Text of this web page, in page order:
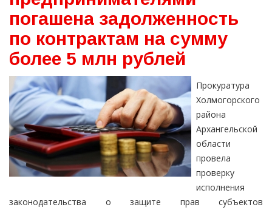
погашена задолженность
по контрактам на сумму
более 5 млн рублей
Прокуратура
Холмогорского
района
Архангельской
области
провела
проверку
исполнения
законодательства о защите прав субъектов